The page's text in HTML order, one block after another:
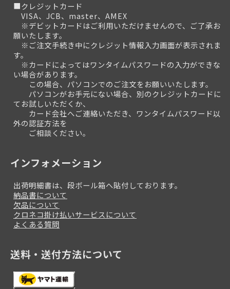
■クレジットカード
VISA、JCB、master、AMEX
※デビットカードはご利用いただけませんので、ご了承お
願いたします。
※ご注文手続き中にクレジット情報入力画面が表示されま
す。
※カードによってはワンタイムパスワードの入力ができな
い場合があります。
この場合、パソコンでのご注文をお願いいたします。
パソコンがお手元にない場合、別のクレジットカードに
てお試しいただくか、
カード会社へご連絡いただき、ワンタイムパスワード以
外の認証方法を
ご相談ください。
インフォメーション
出荷明細書は、段ボール箱へ貼付しております。
納品書について
欠品について
クロネコ掛け払いサービスについて
よくある質問
送料・送付方法について